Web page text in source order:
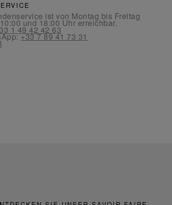
ist von Montag bis Freitag
und 18:00 Uhr erreichbar.
1 49 42 42 63
+33 7 89 41 73 31